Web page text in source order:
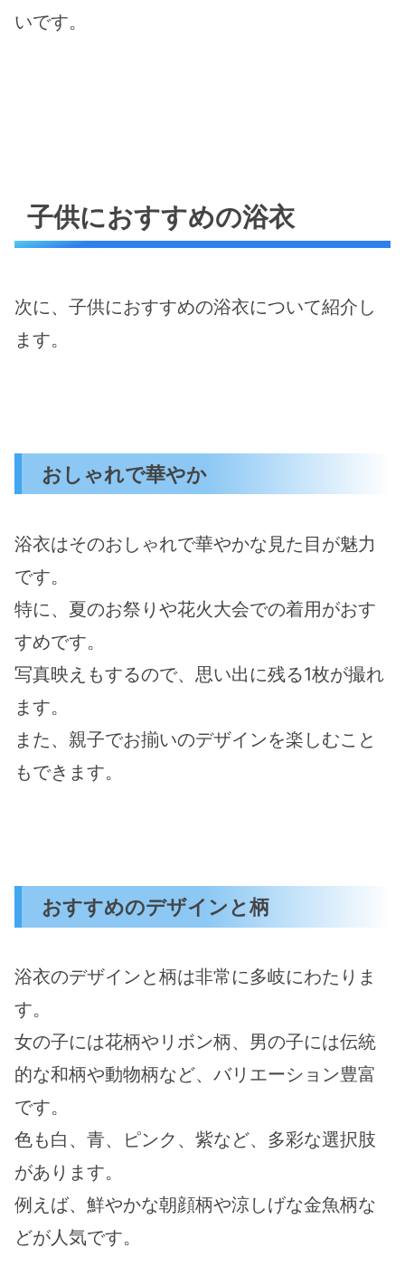
いです。
子供におすすめの浴衣
次に、子供におすすめの浴衣について紹介し
ます。
おしゃれで華やか
浴衣はそのおしゃれで華やかな見た目が魅力
です。
特に、夏のお祭りや花火大会での着用がおす
すめです。
写真映えもするので、思い出に残る1枚が撮れ
ます。
また、親子でお揃いのデザインを楽しむこと
もできます。
おすすめのデザインと柄
浴衣のデザインと柄は非常に多岐にわたりま
す。
女の子には花柄やリボン柄、男の子には伝統
的な和柄や動物柄など、バリエーション豊富
です。
色も白、青、ピンク、紫など、多彩な選択肢
があります。
例えば、鮮やかな朝顔柄や涼しげな金魚柄な
どが人気です。